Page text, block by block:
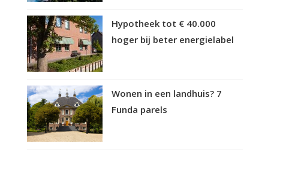
Hypotheek tot € 40.000
hoger bij beter energielabel
Wonen in een landhuis? 7
Funda parels